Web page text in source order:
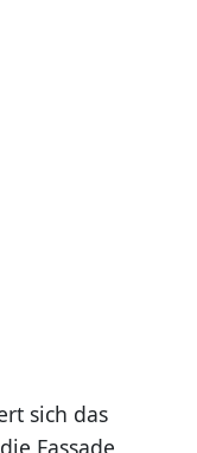
sich das